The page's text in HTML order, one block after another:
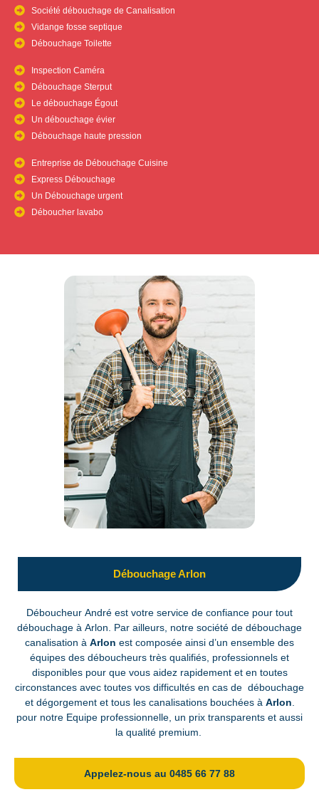
Société débouchage de Canalisation
Vidange fosse septique
Débouchage Toilette
Inspection Caméra
Débouchage Sterput
Le débouchage Égout
Un débouchage évier
Débouchage haute pression
Entreprise de Débouchage Cuisine
Express Débouchage
Un Débouchage urgent
Déboucher lavabo
Débouchage Arlon
Déboucheur André est votre service de confiance pour tout
débouchage à Arlon. Par ailleurs, notre société de débouchage
canalisation à Arlon est composée ainsi d’un ensemble des
équipes des déboucheurs très qualifiés, professionnels et
disponibles pour que vous aidez rapidement et en toutes
circonstances avec toutes vos difficultés en cas de débouchage
et dégorgement et tous les canalisations bouchées à Arlon
pour notre Equipe professionnelle, un prix transparents et aussi
la qualité premium.
Appelez-nous au 0485 66 77 88